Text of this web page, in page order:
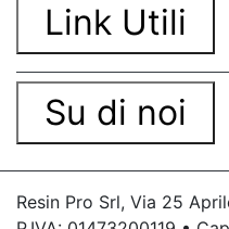
Link Utili
Su di noi
Resin Pro Srl, Via 25